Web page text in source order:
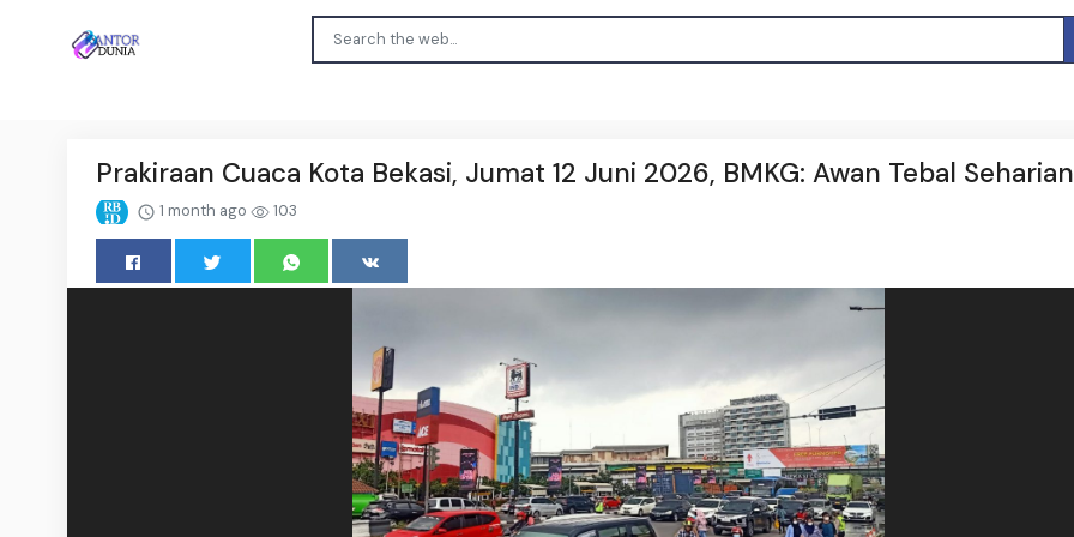
Prakiraan Cuaca Kota Bekasi, Jumat 12 Juni 2026, BMKG: Awan Tebal
1 month ago 103